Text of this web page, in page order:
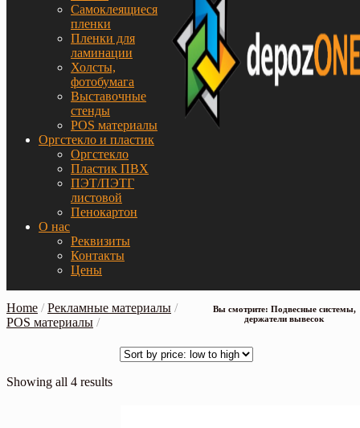
Самоклеящиеся
пленки
Пленки для
ламинации
Холсты,
фотобумага
Выставочные
стенды
POS материалы
Оргстекло и пластик
Оргстекло
Пластик ПВХ
ПЭТ/ПЭТГ
листовой
Пенокартон
О нас
Реквизиты
Контакты
Цены
Вы смотрите: Подвесные системы,
держатели вывесок
Home /Рекламные материалы /
POS материалы /
Showing all 4 results